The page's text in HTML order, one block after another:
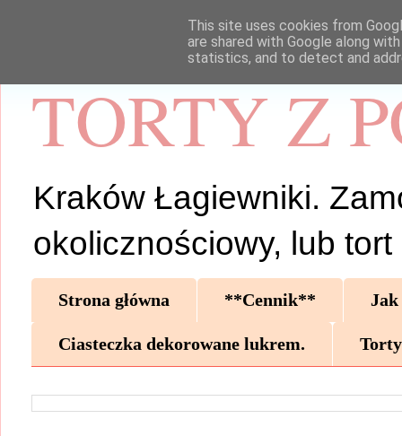
TORTY Z
Kraków Łagiewniki.
okolicznościowy, lub tort
Strona główna **Cennik** Jak
Ciasteczka dekorowane lukrem.
This site uses cookies from
are shared with Google along
statistics, and to detect and